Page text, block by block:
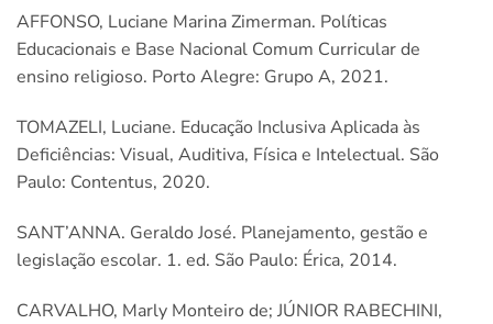
AFFONSO, Luciane Marina Zimerman. Políticas
Educacionais e Base Nacional Comum Curricular de
ensino religioso. Porto Alegre: Grupo A, 2021.
TOMAZELI, Luciane. Educação Inclusiva Aplicada às
Deficiências: Visual, Auditiva, Física e Intelectual. São
Paulo: Contentus, 2020.
SANT’ANNA. Geraldo José. Planejamento, gestão e
legislação escolar. 1. ed. São Paulo: Érica, 2014.
CARVALHO, Marly Monteiro de; JÚNIOR RABECHINI,